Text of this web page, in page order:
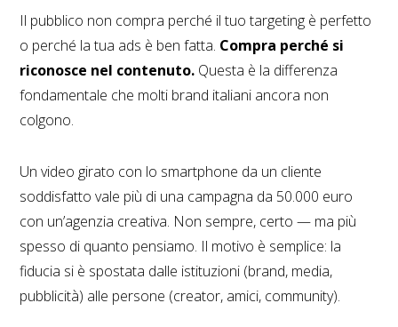
Il pubblico non compra perché il tuo targeting è perfetto
o perché la tua ads è ben fatta. Compra perché si
riconosce nel contenuto. Questa è la differenza
fondamentale che molti brand italiani ancora non
colgono.
Un video girato con lo smartphone da un cliente
soddisfatto vale più di una campagna da 50.000 euro
con un’agenzia creativa. Non sempre, certo — ma più
spesso di quanto pensiamo. Il motivo è semplice: la
fiducia si è spostata dalle istituzioni (brand, media,
pubblicità) alle persone (creator, amici, community).